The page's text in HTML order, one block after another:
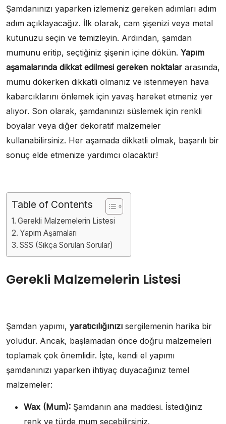
Şamdanınızı yaparken izlemeniz gereken adımları adım
adım açıklayacağız. İlk olarak, cam şişenizi veya metal
kutunuzu seçin ve temizleyin. Ardından, şamdan
mumunu eritip, seçtiğiniz şişenin içine dökün. Yapım
aşamalarında dikkat edilmesi gereken noktalar arasında,
mumu dökerken dikkatli olmanız ve istenmeyen hava
kabarcıklarını önlemek için yavaş hareket etmeniz yer
alıyor. Son olarak, şamdanınızı süslemek için renkli
boyalar veya diğer dekoratif malzemeler
kullanabilirsiniz. Her aşamada dikkatli olmak, başarılı bir
sonuç elde etmenize yardımcı olacaktır!
Table of Contents
Gerekli Malzemelerin Listesi
Yapım Aşamaları
SSS (Sıkça Sorulan Sorular)
Gerekli Malzemelerin Listesi
Şamdan yapımı, yaratıcılığınızı sergilemenin harika bir
yoludur. Ancak, başlamadan önce doğru malzemeleri
toplamak çok önemlidir. İşte, kendi el yapımı
şamdanınızı yaparken ihtiyaç duyacağınız temel
malzemeler:
Wax (Mum): Şamdanın ana maddesi. İstediğiniz
renk ve türde mum seçebilirsiniz.